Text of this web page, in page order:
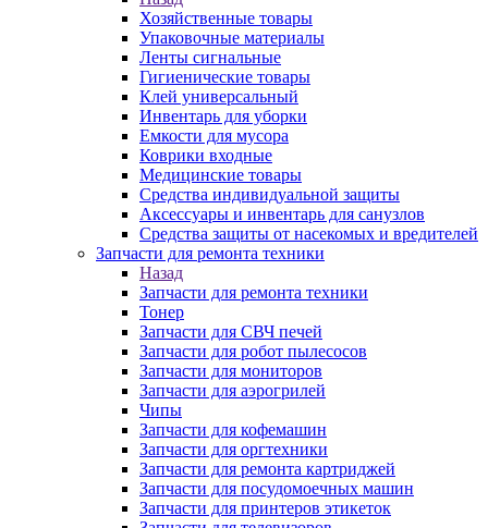
Хозяйственные товары
Упаковочные материалы
Ленты сигнальные
Гигиенические товары
Клей универсальный
Инвентарь для уборки
Емкости для мусора
Коврики входные
Медицинские товары
Средства индивидуальной защиты
Аксессуары и инвентарь для санузлов
Средства защиты от насекомых и вредителей
Запчасти для ремонта техники
Назад
Запчасти для ремонта техники
Тонер
Запчасти для СВЧ печей
Запчасти для робот пылесосов
Запчасти для мониторов
Запчасти для аэрогрилей
Чипы
Запчасти для кофемашин
Запчасти для оргтехники
Запчасти для ремонта картриджей
Запчасти для посудомоечных машин
Запчасти для принтеров этикеток